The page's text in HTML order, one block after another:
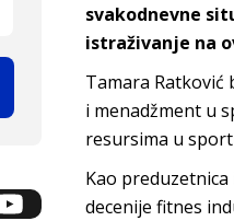
svakodnevne
istraživanje na
Tamara
i menadžment u
resursima u
Kao
decenije fitnes